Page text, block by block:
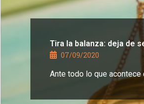
Tira la balanza: deja de
07/09/2020
Ante todo lo que acontece